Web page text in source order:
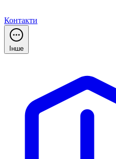
Контакти
Інше